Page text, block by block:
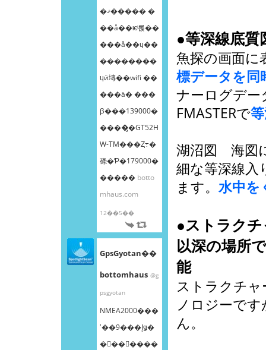
�ޤ����� �
��å��ѥͥ롡��
���å��ɥ��
��������
ɥӥ塼��wifi ��
���ä� ���
β���139000�
����̡�GT52H
W-TM���Ȥ߹�
碌�Ƥ�179000�
����� botto
mhaus.com
12��5��
GpsGyotan��
bottomhaus @g
psgyotan
NMEA2000���
ʽ��9���إǥ�
�󥰥��󥵡����
●等深線底質
魚探の画面に
標データを同
ナーログデー
FMASTERで
湖沼図 海図
細な等深線入
ます。 水中を
●ストラク
以深の場所
能
ストラクチ
ノロジーで
ん。